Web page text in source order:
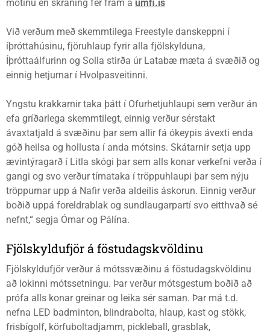
mótinu en skráning fer fram á umfi.is
Við verðum með skemmtilega Freestyle danskeppni í
íþróttahúsinu, fjöruhlaup fyrir alla fjölskylduna,
Íþróttaálfurinn og Solla stirða úr Latabæ mæta á svæðið og
einnig hetjurnar í Hvolpasveitinni.
Yngstu krakkarnir taka þátt í Ofurhetjuhlaupi sem verður án
efa gríðarlega skemmtilegt, einnig verður sérstakt
ávaxtatjald á svæðinu þar sem allir fá ókeypis ávexti enda
góð heilsa og hollusta í anda mótsins. Skátarnir setja upp
ævintýragarð í Litla skógi þar sem alls konar verkefni verða í
gangi og svo verður tímataka í tröppuhlaupi þar sem nýju
tröppurnar upp á Nafir verða aldeilis áskorun. Einnig verður
boðið uppá foreldrablak og sundlaugarpartí svo eitthvað sé
nefnt,“ segja Ómar og Pálína.
Fjölskyldufjör á föstudagskvöldinu
Fjölskyldufjör verður á mótssvæðinu á föstudagskvöldinu
að lokinni mótssetningu. Þar verður mótsgestum boðið að
prófa alls konar greinar og leika sér saman. Þar má t.d.
nefna LED badminton, blindrabolta, hlaup, kast og stökk,
frisbígolf, körfuboltadjamm, pickleball, grasblak,